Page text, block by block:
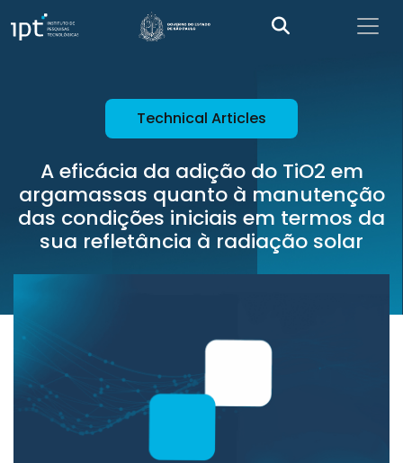
Technical Articles
A eficácia da adição do TiO2 em
argamassas quanto à manutenção
das condições iniciais em termos da
sua refletância à radiação solar